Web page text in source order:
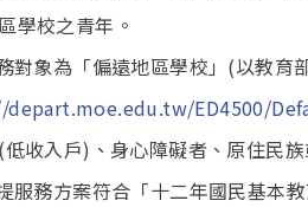
學校之青年。
對象為「偏遠地區學校」(以教育
ED4500/
收入戶)、身心障礙者、原住民族
服務方案符合「十二年國民基本